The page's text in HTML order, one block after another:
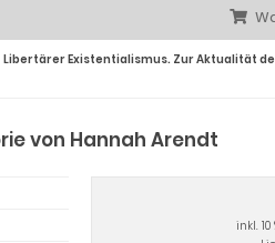
Libertärer Existentialismus. Zur Aktualität
von Hannah Arendt
inkl. 10